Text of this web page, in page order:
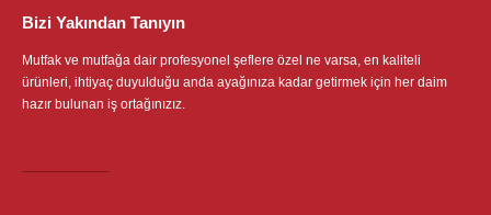
Bizi Yakından Tanıyın
Mutfak ve mutfağa dair profesyonel şeflere özel ne varsa, en kaliteli
ürünleri, ihtiyaç duyulduğu anda ayağınıza kadar getirmek için her daim
hazır bulunan iş ortağınızız.